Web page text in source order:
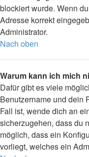
blockiert wurde. Wenn
Adresse korrekt
Administrator.
Nach oben
Warum kann ich mich
Dafür gibt es viele
Benutzername und dein
Fall ist, wende dich an
sicherzugehen, dass du
möglich, dass ein
vorliegt, welches ein